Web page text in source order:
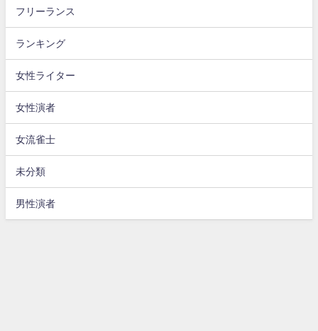
フリーランス
ランキング
女性ライター
女性演者
女流雀士
未分類
男性演者